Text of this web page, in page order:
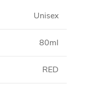
Unisex
80ml
RED